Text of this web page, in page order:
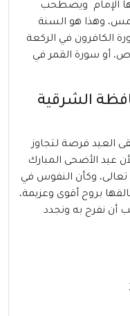
الإمام ويصطحب
وهذا هو السنة
الكافرون في الركعة
أو سورة القمر في
الشرقية
العيد فرصة لتجاوز
عيد الأضحى المبارك
تعالى، وكأن النفوس في
بروح أقوى وعزيمة،
أن نفرح به ونجدد